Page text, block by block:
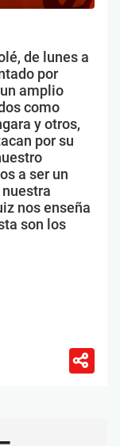
de lunes a
por
amplio
como
y otros,
por su
a ser un
nos enseña
son los